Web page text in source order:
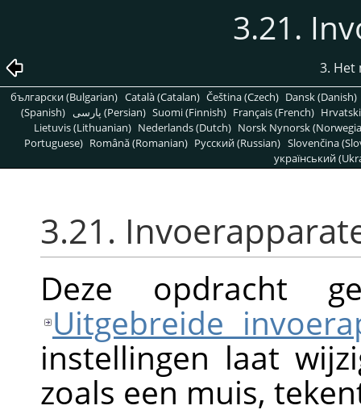
3.21.
3.
български (Bulgarian) Català (Catalan) Čeština (Czech) Dansk (Danish)
(Spanish)
پارسی (Persian) Suomi (Finnish) Français (French)
Lietuvis (Lithuanian) Nederlands (Dutch) Norsk Nynorsk
Portuguese) Română (Romanian) Pусский (Russian) Slovenčina
український
3.21.
Deze opdracht
Uitgebreide
instellingen laat
zoals een muis,